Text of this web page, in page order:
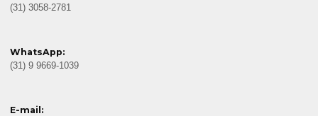
(31) 3058-2781
WhatsApp:
(31) 9 9669-1039
E-mail: